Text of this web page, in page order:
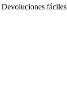
Devoluciones fáciles